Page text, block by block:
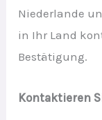
Niederlande
in Ihr Land
Bestätigung.
Kontaktieren